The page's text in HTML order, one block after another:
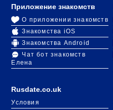
Rusdate.co.uk
Условия
Приложение знакомств
О приложении знакомств
Знакомства iOS
Знакомства Android
Чат бот знакомств
Елена